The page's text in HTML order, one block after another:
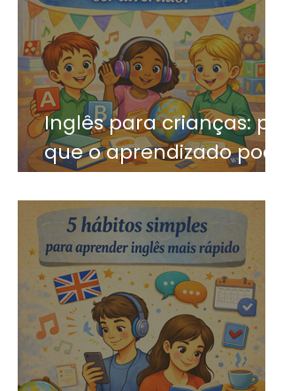
Inglês para crianças: por
que o aprendizado pode
ser divertido?